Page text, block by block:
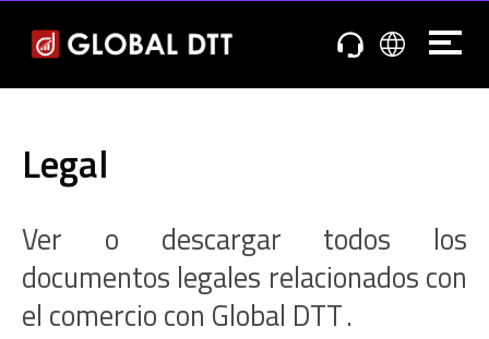
Legal
Ver o descargar todos los
documentos legales relacionados con
el comercio con Global DTT.